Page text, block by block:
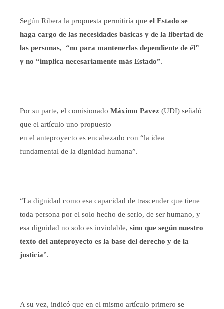
Según Ribera la propuesta permitiría que el Estado se
haga cargo de las necesidades básicas y de la libertad de
las personas, “no para mantenerlas dependiente de él”
y no “implica necesariamente más Estado”.
Por su parte, el comisionado Máximo Pavez (UDI) señaló
que el artículo uno propuesto
en el anteproyecto es encabezado con “la idea
fundamental de la dignidad humana”.
“La dignidad como esa capacidad de trascender que tiene
toda persona por el solo hecho de serlo, de ser humano, y
esa dignidad no solo es inviolable, sino que según nuestro
texto del anteproyecto es la base del derecho y de la
justicia”.
A su vez, indicó que en el mismo artículo primero se